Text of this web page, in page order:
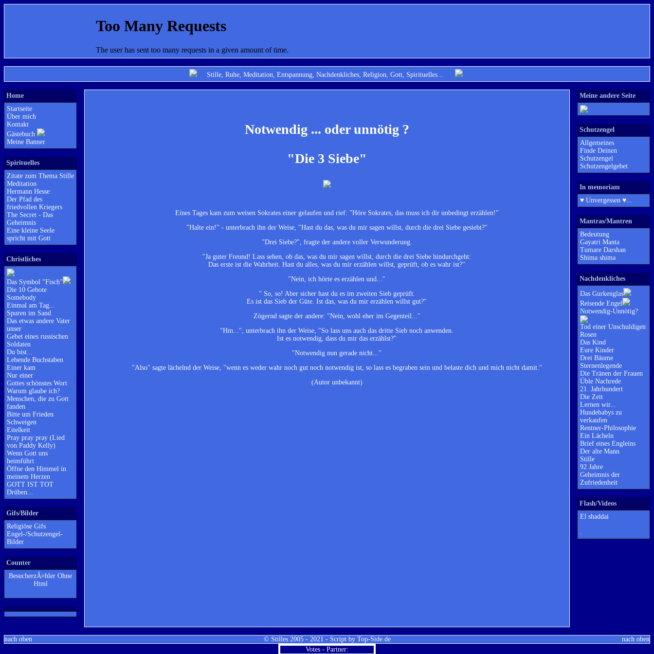
Stille, Ruhe, Meditation, Entspannung, Nachdenkliches, Religion, Gott, Spirituelles...
Home
Startseite
Über mich
Kontakt
Gästebuch
Meine Banner
Spirituelles
Zitate zum Thema Stille
Meditation
Hermann Hesse
Der Pfad des
friedvollen Kriegers
The Secret - Das
Geheimnis
Eine kleine Seele
spricht mit Gott
Christliches
Das Symbol "Fisch"
Die 10 Gebote
Somebody
Einmal am Tag...
Spuren im Sand
Das etwas andere Vater
unser
Gebet eines russischen
Soldaten
Du bist...
Lebende Buchstaben
Einer kam
Nur einer
Gottes schönstes Wort
Warum glaube ich?
Menschen, die zu Gott
fanden
Bitte um Frieden
Schweigen
Eitelkeit
Pray pray pray (Lied
von Paddy Kelly)
Wenn Gott uns
heimführt
Öffne den Himmel in
meinem Herzen
GOTT IST TOT
Drüben...
Gifs/Bilder
Religiöse Gifs
Engel-/Schutzengel-
Bilder
Counter
BesucherzÃ¤hler Ohne
Html
Notwendig ... oder unnötig ?
"Die 3 Siebe"
Eines Tages kam zum weisen Sokrates einer gelaufen und rief: "Höre Sokrates, das muss ich dir unbedingt erzählen!"
"Halte ein!" - unterbrach ihn der Weise, "Hast du das, was du mir sagen willst, durch die drei Siebe gesiebt?"
"Drei Siebe?", fragte der andere voller Verwunderung.
"Ja guter Freund! Lass sehen, ob das, was du mir sagen willst, durch die drei Siebe hindurchgeht:
Das erste ist die Wahrheit. Hast du alles, was du mir erzählen willst, geprüft, ob es wahr ist?"
"Nein, ich hörte es erzählen und..."
" So, so! Aber sicher hast du es im zweiten Sieb geprüft.
Es ist das Sieb der Güte. Ist das, was du mir erzählen willst gut?"
Zögernd sagte der andere: "Nein, wohl eher im Gegenteil..."
"Hm...", unterbrach ihn der Weise, "So lass uns auch das dritte Sieb noch anwenden.
Ist es notwendig, dass du mir das erzählst?"
"Notwendig nun gerade nicht..."
"Also" sagte lächelnd der Weise, "wenn es weder wahr noch gut noch notwendig ist, so lass es begraben sein und belaste dich und mich nicht damit."
(Autor unbekannt)
Meine andere Seite
Schutzengel
Allgemeines
Finde Deinen
Schutzengel
Schutzengelgebet
In memoriam
♥ Unvergessen ♥...
Mantras/Mantren
Bedeutung
Gayatri Manta
Tumare Darshan
Shima shima
Nachdenkliches
Das Gurkenglas
Reisende Engel
Notwendig-Unnötig?
Tod einer Unschuldigen
Rosen
Das Kind
Eure Kinder
Drei Bäume
Sternenlegende
Die Tränen der Frauen
Üble Nachrede
21. Jahrhundert
Die Zeit
Lernen wir...
Hundebabys zu
verkaufen
Rentner-Philosophie
Ein Lächeln
Brief eines Engleins
Der alte Mann
Stille
92 Jahre
Geheimnis der
Zufriedenheit
Flash/Videos
El shaddai
.
nach oben © Stilles 2005 - 2021 - Script by Top-Side.de
nach oben
Votes - Partner: